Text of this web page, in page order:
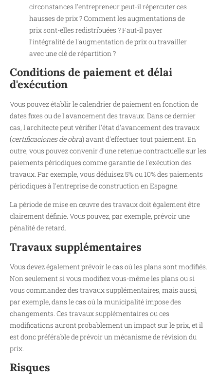
circonstances l'entrepreneur peut-il répercuter ces
hausses de prix ? Comment les augmentations de
prix sont-elles redistribuées ? Faut-il payer
l'intégralité de l'augmentation de prix ou travailler
avec une clé de répartition ?
Conditions de paiement et délai
d'exécution
Vous pouvez établir le calendrier de paiement en fonction de
dates fixes ou de l'avancement des travaux. Dans ce dernier
cas, l'architecte peut vérifier l'état d'avancement des travaux
(certificaciones de obra) avant d'effectuer tout paiement. En
outre, vous pouvez convenir d'une retenue contractuelle sur les
paiements périodiques comme garantie de l'exécution des
travaux. Par exemple, vous déduisez 5% ou 10% des paiements
périodiques à l'entreprise de construction en Espagne.
La période de mise en œuvre des travaux doit également être
clairement définie. Vous pouvez, par exemple, prévoir une
pénalité de retard.
Travaux supplémentaires
Vous devez également prévoir le cas où les plans sont modifiés.
Non seulement si vous modifiez vous-même les plans ou si
vous commandez des travaux supplémentaires, mais aussi,
par exemple, dans le cas où la municipalité impose des
changements. Ces travaux supplémentaires ou ces
modifications auront probablement un impact sur le prix, et il
est donc préférable de prévoir un mécanisme de révision du
prix.
Risques